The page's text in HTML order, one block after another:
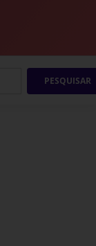
PESQUISAR